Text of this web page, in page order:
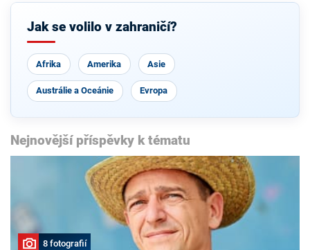
Jak se volilo v zahraničí?
Afrika Amerika Asie
Austrálie a Oceánie Evropa
Nejnovější příspěvky k tématu
8 fotografií